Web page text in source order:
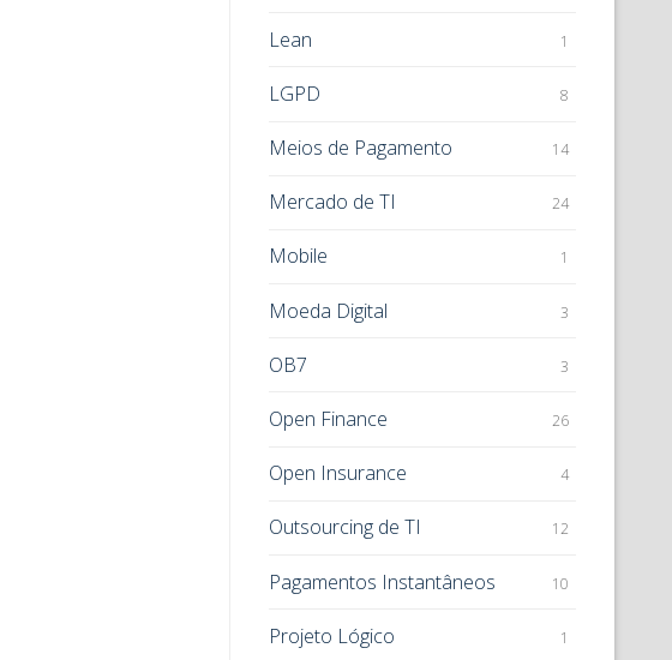
Lean 1
LGPD 8
Meios de Pagamento 14
Mercado de TI 24
Mobile 1
Moeda Digital 3
OB7 3
Open Finance 26
Open Insurance 4
Outsourcing de TI 12
Pagamentos Instantâneos 10
Projeto Lógico 1